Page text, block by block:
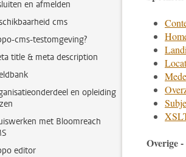
en afmelden
cms
cms-testomgeving?
title & meta description
en opleiding
met Bloomreach
editor
Overige